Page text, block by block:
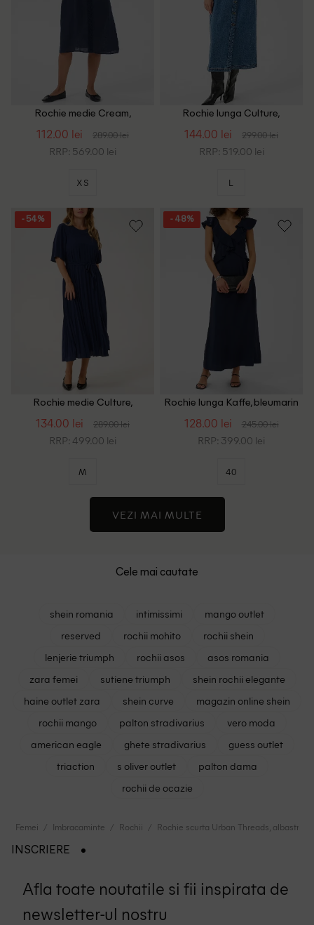
Rochie medie Cream,
112.00 lei 289.00 lei
RRP: 569.00 lei
XS
Rochie lunga Culture,
144.00 lei 299.00 lei
RRP: 519.00 lei
L
- 54%
Rochie medie Culture,
134.00 lei 289.00 lei
RRP: 499.00 lei
M
- 48%
Rochie lunga Kaffe, bleumarin
128.00 lei 245.00 lei
RRP: 399.00 lei
40
VEZI MAI MULTE
Cele mai cautate
shein romania intimissimi
mango outlet
reserved
rochii mohito
rochii shein
lenjerie triumph
rochii asos
asos romania
zara femei
sutiene triumph
shein rochii elegante
haine outlet zara
shein curve
magazin online shein
rochii mango
palton stradivarius
vero moda
american eagle
ghete stradivarius
guess outlet
triaction
s oliver outlet
palton dama
rochii de ocazie
Femei Imbracaminte Rochii Rochie scurta Urban Threads, albastru
INSCRIERE
Afla toate noutatile si fii inspirata de
newsletter-ul nostru